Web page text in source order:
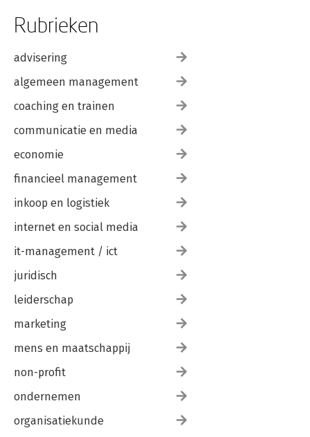
Rubrieken
advisering
algemeen management
coaching en trainen
communicatie en media
economie
financieel management
inkoop en logistiek
internet en social media
it-management / ict
juridisch
leiderschap
marketing
mens en maatschappij
non-profit
ondernemen
organisatiekunde